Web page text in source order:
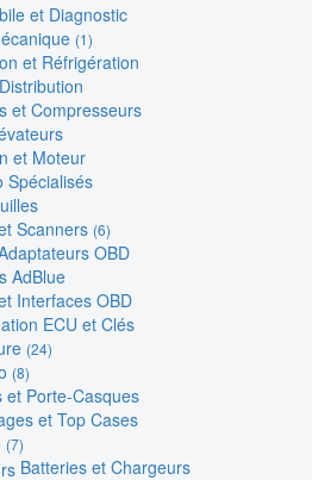
et Diagnostic
(1)
et Réfrigération
et Compresseurs
et Moteur
Spécialisés
Scanners (6)
OBD
AdBlue
Interfaces OBD
ECU et Clés
(24)
(8)
et Porte-Casques
et Top Cases
(7)
Batteries et Chargeurs